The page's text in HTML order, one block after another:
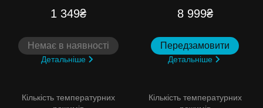
1 349₴
Немає в наявності
Детальніше
Кількість температурних
8 999₴
Передзамовити
Детальніше
Кількість температурних